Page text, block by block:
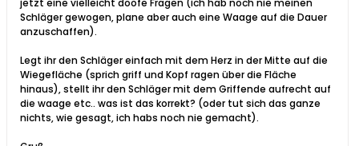
jetzt eine vielleicht doofe Fragen (ich hab noch nie meinen
Schläger gewogen, plane aber auch eine Waage auf die Dauer
anzuschaffen).
Legt ihr den Schläger einfach mit dem Herz in der Mitte auf die
Wiegefläche (sprich griff und Kopf ragen über die Fläche
hinaus), stellt ihr den Schläger mit dem Griffende aufrecht auf
die waage etc.. was ist das korrekt? (oder tut sich das ganze
nichts, wie gesagt, ich habs noch nie gemacht).